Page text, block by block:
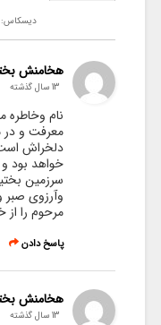
دیسکاس:
هخامنش
13 سال گذشته
نام وخاطره
معرفت و در
دلخراش
خواهد بود
سرزمین
وآرزوی صبر
مرحوم را از
پاسخ دادن
هخامنش
13 سال گذشته